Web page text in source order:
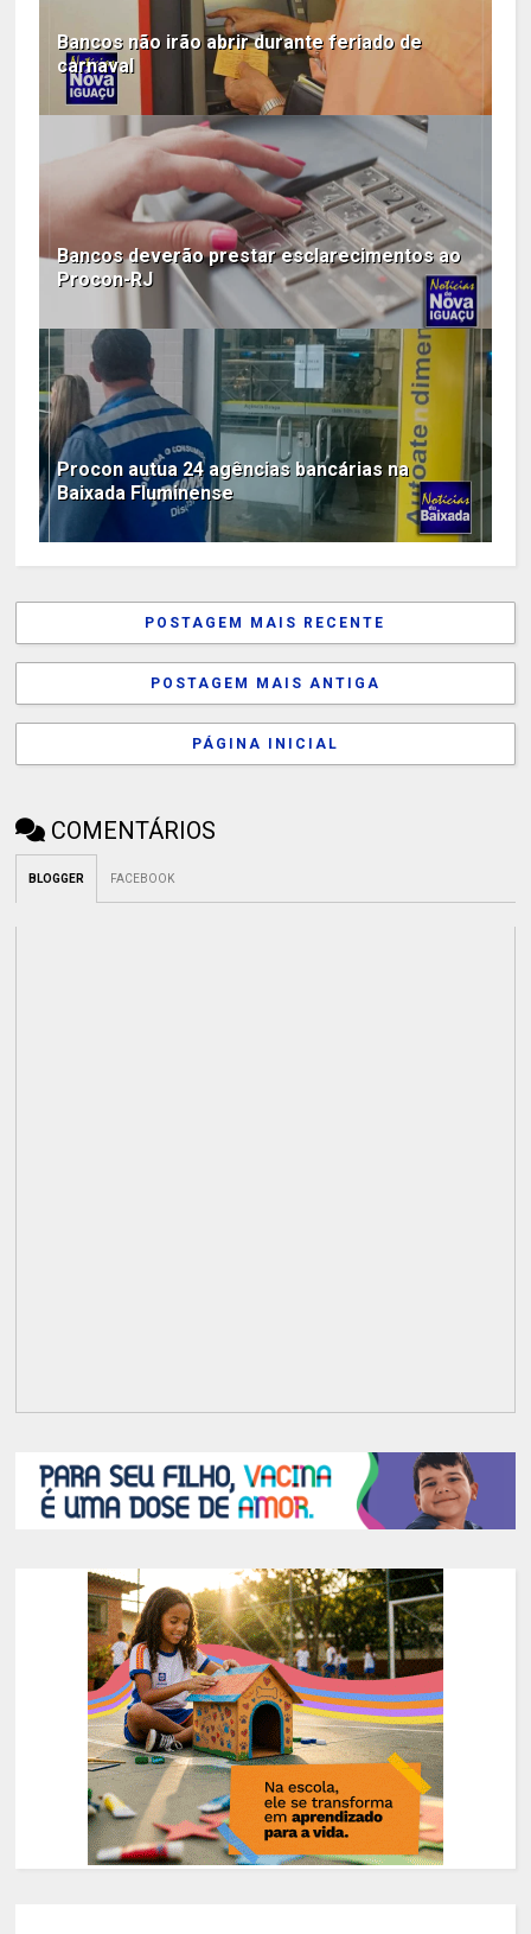
Bancos não irão abrir durante feriado de
carnaval
Bancos deverão prestar esclarecimentos ao
Procon-RJ
Procon autua 24 agências bancárias na
Baixada Fluminense
POSTAGEM MAIS RECENTE
POSTAGEM MAIS ANTIGA
PÁGINA INICIAL
COMENTÁRIOS
BLOGGER FACEBOOK